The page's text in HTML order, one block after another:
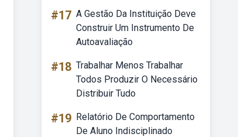
#17 A Gestão Da Instituição Deve
Construir Um Instrumento De
Autoavaliação
#18 Trabalhar Menos Trabalhar
Todos Produzir O Necessário
Distribuir Tudo
#19 Relatório De Comportamento
De Aluno Indisciplinado